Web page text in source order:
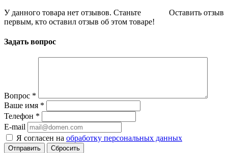
Оставить отзыв
У данного товара нет отзывов. Станьте
первым, кто оставил отзыв об этом товаре!
Задать вопрос
Вопрос *
Ваше имя *
Телефон *
E-mail
Я согласен на обработку персональных данных
Сбросить